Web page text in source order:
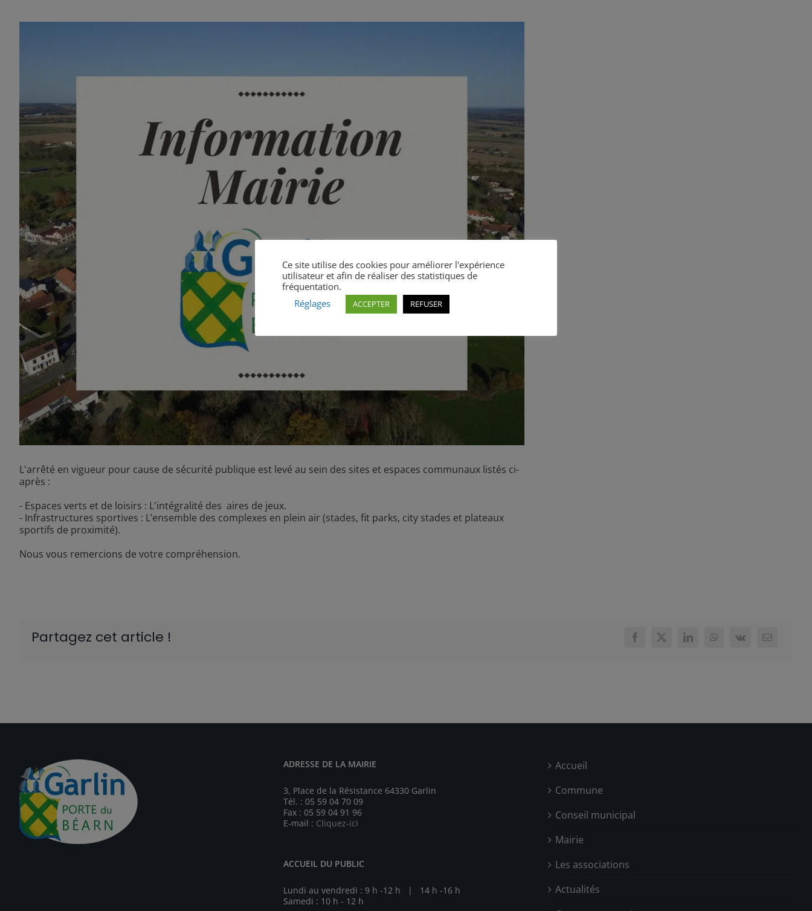
L'arrêté en vigueur pour cause de sécurité publique est levé au sein des sites et espaces communaux listés ci-
après :
- Espaces verts et de loisirs : L'intégralité des aires de jeux.
- Infrastructures sportives : L’ensemble des complexes en plein air (stades, fit parks, city stades et plateaux
sportifs de proximité).
Nous vous remercions de votre compréhension.
Partagez cet article !
ADRESSE DE LA MAIRIE
3, Place de la Résistance 64330 Garlin
Tél. : 05 59 04 70 09
Fax : 05 59 04 91 96
E-mail : Cliquez-ici
ACCUEIL DU PUBLIC
Lundi au vendredi : 9 h -12 h | 14 h -16 h
Samedi : 10 h - 12 h
Accueil
Commune
Conseil municipal
Mairie
Les associations
Actualités
Ce site utilise des cookies pour améliorer l'expérience
utilisateur et afin de réaliser des statistiques de
fréquentation.
Réglages
ACCEPTER REFUSER